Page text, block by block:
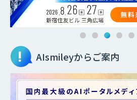
AIsmileyからご案内